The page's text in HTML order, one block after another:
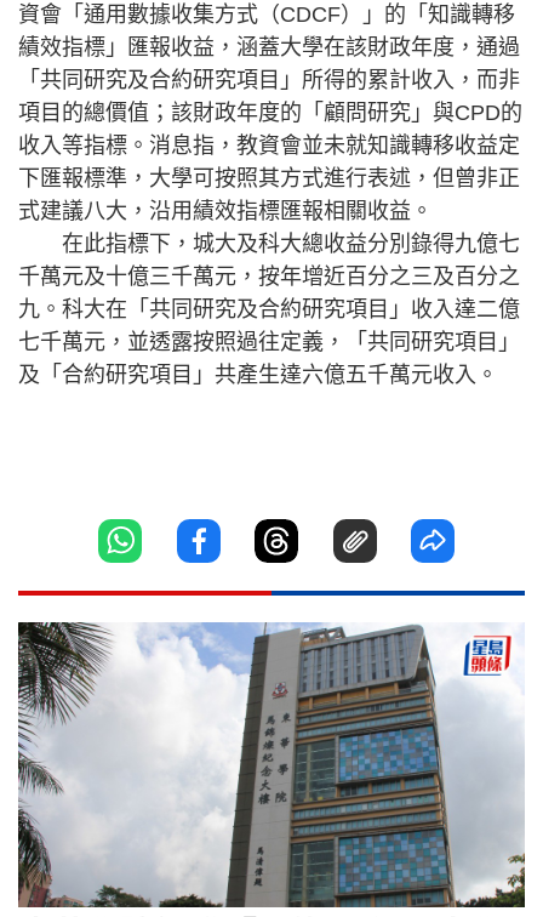
資會「通用數據收集方式（CDCF）」的「知識轉移
績效指標」匯報收益，涵蓋大學在該財政年度，通過
「共同研究及合約研究項目」所得的累計收入，而非
項目的總價值；該財政年度的「顧問研究」與CPD的
收入等指標。消息指，教資會並未就知識轉移收益定
下匯報標準，大學可按照其方式進行表述，但曾非正
式建議八大，沿用績效指標匯報相關收益。
在此指標下，城大及科大總收益分別錄得九億七
千萬元及十億三千萬元，按年增近百分之三及百分之
九。科大在「共同研究及合約研究項目」收入達二億
七千萬元，並透露按照過往定義，「共同研究項目」
及「合約研究項目」共產生達六億五千萬元收入。